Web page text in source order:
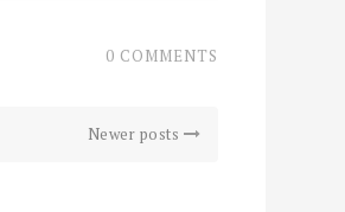
0 COMMENTS
Newer posts